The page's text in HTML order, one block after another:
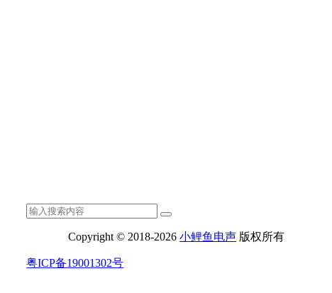
Copyright © 2018-2026小鲤鱼电声 版权所有
粤ICP备19001302号